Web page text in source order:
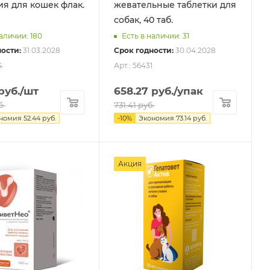
кошек флак.
180
31.03.2028
/шт
52.44 руб.
жевательные таблетки для
собак, 40 таб.
Есть в наличии: 31
Срок годности: 30.04.2028
Арт.: 56431
658.27 руб./упак
731.41руб.
-10% Экономия 73.14 руб.
Акция